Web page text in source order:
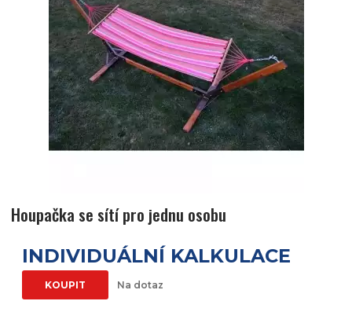
Houpačka se sítí pro jednu osobu
INDIVIDUÁLNÍ KALKULACE
KOUPIT Na dotaz